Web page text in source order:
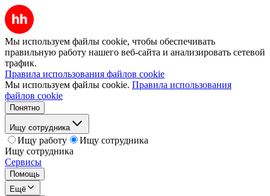
Мы используем файлы cookie, чтобы обеспечивать
правильную работу нашего веб-сайта и анализировать сетевой
трафик.
Правила использования файлов cookie
Мы используем файлы cookie. Правила использования
файлов cookie
Понятно
Ищу сотрудника
Ищу работу
Ищу сотрудника
Ищу сотрудника
Сервисы
Помощь
Ещё